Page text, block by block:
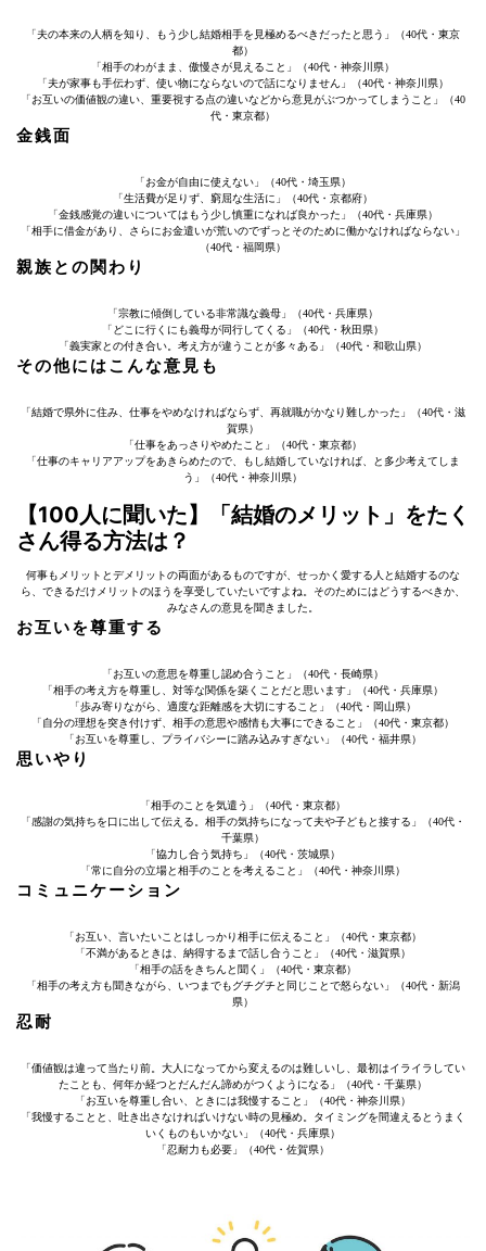
「夫の本来の人柄を知り、もう少し結婚相手を見極めるべきだったと思う」（40代・東京
都）
「相手のわがまま、傲慢さが見えること」（40代・神奈川県）
「夫が家事も手伝わず、使い物にならないので話になりません」（40代・神奈川県）
「お互いの価値観の違い、重要視する点の違いなどから意見がぶつかってしまうこと」（40
代・東京都）
金銭面
「お金が自由に使えない」（40代・埼玉県）
「生活費が足りず、窮屈な生活に」（40代・京都府）
「金銭感覚の違いについてはもう少し慎重になれば良かった」（40代・兵庫県）
「相手に借金があり、さらにお金遣いが荒いのでずっとそのために働かなければならない」
（40代・福岡県）
親族との関わり
「宗教に傾倒している非常識な義母」（40代・兵庫県）
「どこに行くにも義母が同行してくる」（40代・秋田県）
「義実家との付き合い。考え方が違うことが多々ある」（40代・和歌山県）
その他にはこんな意見も
「結婚で県外に住み、仕事をやめなければならず、再就職がかなり難しかった」（40代・滋
賀県）
「仕事をあっさりやめたこと」（40代・東京都）
「仕事のキャリアアップをあきらめたので、もし結婚していなければ、と多少考えてしま
う」（40代・神奈川県）
【100人に聞いた】「結婚のメリット」をたく
さん得る方法は？
何事もメリットとデメリットの両面があるものですが、せっかく愛する人と結婚するのな
ら、できるだけメリットのほうを享受していたいですよね。そのためにはどうするべきか、
みなさんの意見を聞きました。
お互いを尊重する
「お互いの意思を尊重し認め合うこと」（40代・長崎県）
「相手の考え方を尊重し、対等な関係を築くことだと思います」（40代・兵庫県）
「歩み寄りながら、適度な距離感を大切にすること」（40代・岡山県）
「自分の理想を突き付けず、相手の意思や感情も大事にできること」（40代・東京都）
「お互いを尊重し、プライバシーに踏み込みすぎない」（40代・福井県）
思いやり
「相手のことを気遣う」（40代・東京都）
「感謝の気持ちを口に出して伝える。相手の気持ちになって夫や子どもと接する」（40代・
千葉県）
「協力し合う気持ち」（40代・茨城県）
「常に自分の立場と相手のことを考えること」（40代・神奈川県）
コミュニケーション
「お互い、言いたいことはしっかり相手に伝えること」（40代・東京都）
「不満があるときは、納得するまで話し合うこと」（40代・滋賀県）
「相手の話をきちんと聞く」（40代・東京都）
「相手の考え方も聞きながら、いつまでもグチグチと同じことで怒らない」（40代・新潟
県）
忍耐
「価値観は違って当たり前。大人になってから変えるのは難しいし、最初はイライラしてい
たことも、何年か経つとだんだん諦めがつくようになる」（40代・千葉県）
「お互いを尊重し合い、ときには我慢すること」（40代・神奈川県）
「我慢することと、吐き出さなければいけない時の見極め。タイミングを間違えるとうまく
いくものもいかない」（40代・兵庫県）
「忍耐力も必要」（40代・佐賀県）